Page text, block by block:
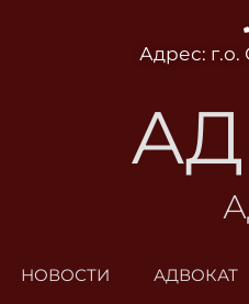
Адрес: г.о.
НОВОСТИ АДВОКАТ